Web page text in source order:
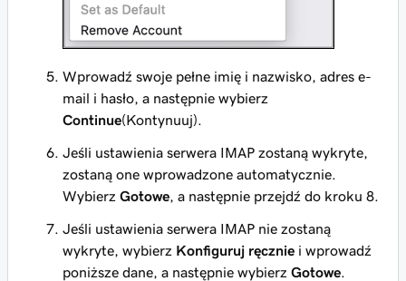
Wprowadź swoje pełne imię i nazwisko, adres e-
mail i hasło, a następnie wybierz
Continue(Kontynuuj).
Jeśli ustawienia serwera IMAP zostaną wykryte,
zostaną one wprowadzone automatycznie.
Wybierz Gotowe, a następnie przejdź do kroku 8.
Jeśli ustawienia serwera IMAP nie zostaną
wykryte, wybierz Konfiguruj ręcznie i wprowadź
poniższe dane, a następnie wybierz Gotowe.